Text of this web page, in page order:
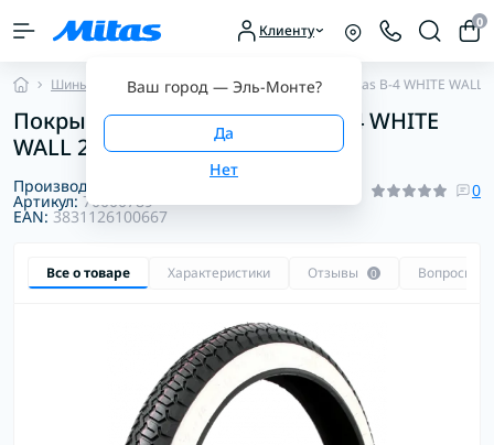
Клиенту
Ваш город — Эль-Монте?
0
Шины для мопедов С белой боковиной Mitas B-4 WHITE WALL
Покрышка для мопеда Mitas B-4 WHITE
WALL 2 1/4-17 (2.25-17) 39J TT
Производитель:
Артикул:70000789
EAN: 3831126100667
0
Все о товаре Характеристики Отзывы 0 Вопросы